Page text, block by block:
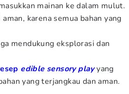
mainan ke dalam mulut.
karena semua bahan yang
mendukung eksplorasi dan
edible sensory playyang
yang terjangkau dan aman.